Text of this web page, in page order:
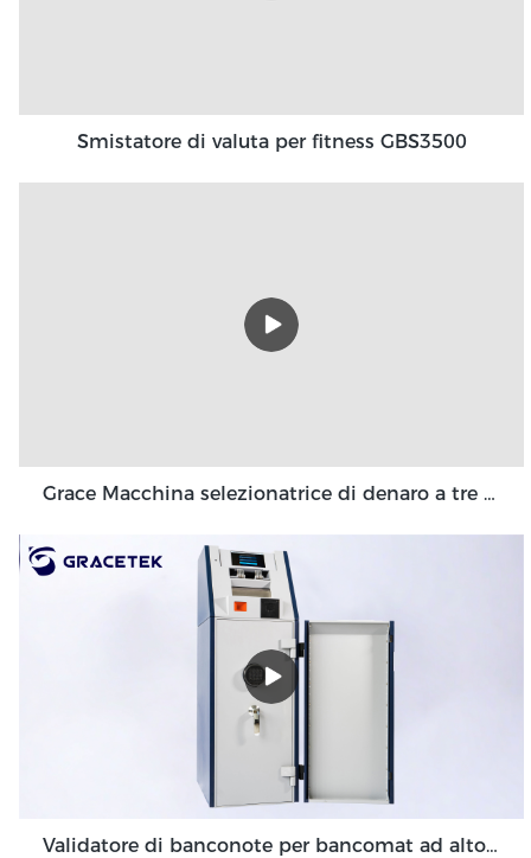
Smistatore di valuta per fitness GBS3500
Grace Macchina selezionatrice di denaro a tre tasche 3+1 tasca Grace GT-31
Validatore di banconote per bancomat ad alto volume per ambienti di back office GDM-300